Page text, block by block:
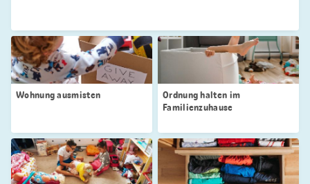
Wohnung ausmisten
Ordnung halten im
Familienzuhause